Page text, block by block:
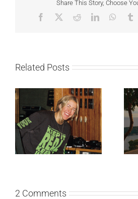
Share This Story, Choose
Facebook RedditLinkedIn
Related Posts
Ellie Goulding otkriva
nežniju stranu novim
singlom „4 Seasons“
2 Comments